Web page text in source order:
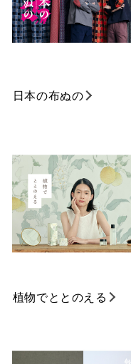
日本の布ぬの
植物でととのえる